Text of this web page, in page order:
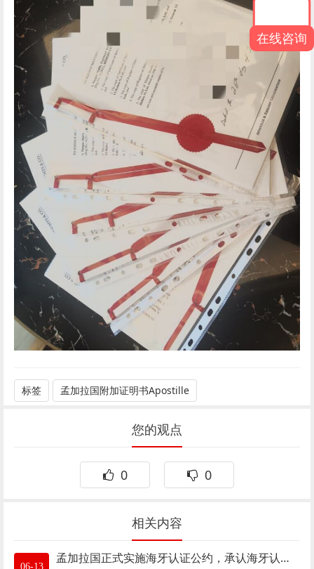
标签 孟加拉国附加证明书Apostille
您的观点
0 0
相关内容
06-13
孟加拉国正式实施海牙认证公约，承认海牙认证Apostille
在线咨询